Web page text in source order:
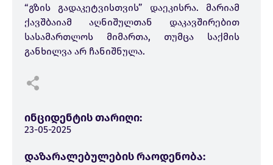
“გზის გადაკეტვისთვის” დაეკისრა. მარიამ
ქავშბაიამ აღნიშულთან დაკავშირებით
სასამართლოს მიმართა, თუმცა საქმის
განხილვა არ ჩანიშნულა.
ინციდენტის თარიღი:
23-05-2025
დაზარალებულების რაოდენობა: